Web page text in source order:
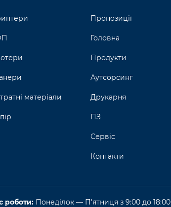
матеріали
Пропозиції
Головна
Продукти
Аутсорсинг
Друкарня
ПЗ
Сервіс
Контакти
роботи: Понеділок — П'ятниця з 9:00 до 18:00